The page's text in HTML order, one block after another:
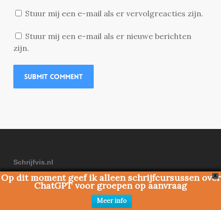
Stuur mij een e-mail als er vervolgreacties zijn.
Stuur mij een e-mail als er nieuwe berichten
zijn.
Schrijfvis.nl
Schrijfvis is een website over schrijven en verhalen
vertellen, opgericht door Dennis Rijnvis
X
Op dit moment geef ik alleen schrijfcursussen over
ChatGPT voor groepen op aanvraag
Meer info